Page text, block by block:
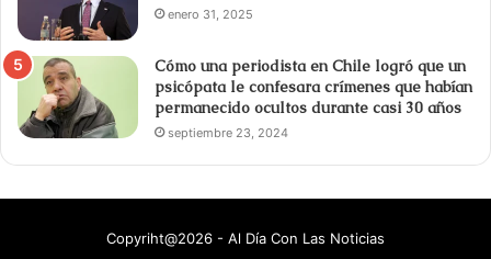
enero 31, 2025
Cómo una periodista en Chile logró que un
psicópata le confesara crímenes que habían
permanecido ocultos durante casi 30 años
septiembre 23, 2024
Copyriht@2026 - Al Día Con Las Noticias